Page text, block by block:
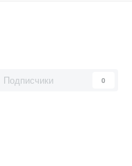
Подписчики 0